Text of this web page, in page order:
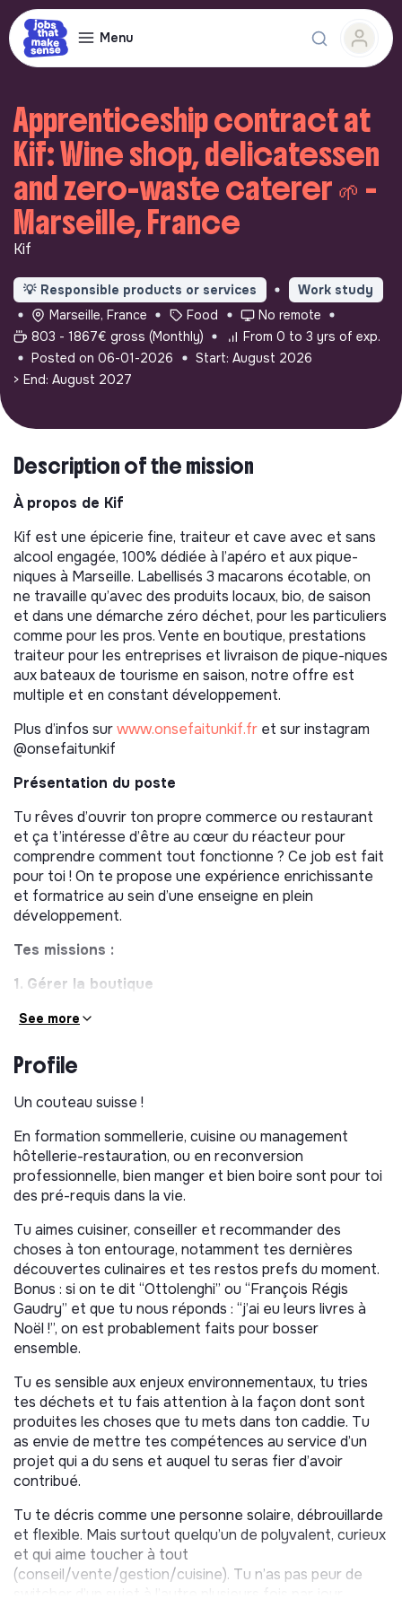
Menu
Apprenticeship contract at
Kif: Wine shop, delicatessen
and zero-waste caterer 🌱 -
Marseille, France
Kif
💡 Responsible products or services
Work study
Marseille, France
Food
No remote
803 - 1867€ gross (Monthly)
From 0 to 3 yrs of exp.
Posted on 06-01-2026
Start: August 2026
> End: August 2027
Description of the mission
À propos de Kif
Kif est une épicerie fine, traiteur et cave avec et sans
alcool engagée, 100% dédiée à l’apéro et aux pique-
niques à Marseille. Labellisés 3 macarons écotable, on
ne travaille qu’avec des produits locaux, bio, de saison
et dans une démarche zéro déchet, pour les particuliers
comme pour les pros. Vente en boutique, prestations
traiteur pour les entreprises et livraison de pique-niques
aux bateaux de tourisme en saison, notre offre est
multiple et en constant développement.
Plus d’infos surwww.onsefaitunkif.fr et sur instagram
@onsefaitunkif
Présentation du poste
Tu rêves d’ouvrir ton propre commerce ou restaurant
et ça t’intéresse d’être au cœur du réacteur pour
comprendre comment tout fonctionne ? Ce job est fait
pour toi ! On te propose une expérience enrichissante
et formatrice au sein d’une enseigne en plein
développement.
Tes missions :
1. Gérer la boutique
Renseigner le client, assurer sa pleine satisfaction en
produits, gérer les encaissements
(vente au détail, plateaux, sandwiches, pique-
Veiller à la propreté et à l’attrait de la boutique,
entretenir la réserve et le matériel, tenir à jour
étiquettes et prix
Sourcer et déguster les produits (charcuteries,
fromages, biscuits, conserves…), les réceptionner,
assurer leur traçabilité et mise en rayon, gérer les
stocks
Aliquoter les produits vrac, assurer la propreté des
bocaux
Assurer ponctuellement des prestations traiteur en
extérieur (livraison, mise en place, service), que ce
soit en entreprise, chez des particuliers ou sur des
bateaux
2. Assurer les productions en cuisine
Participer à la production de salades, plats chauds et
pièces traiteur
Imaginer des nouvelles recettes, créer et mettre à
jour les fiches techniques
Gérer les stocks et la traçabilité des produits frais
pour limiter les pertes et invendus
Veiller à la propreté de la cuisine et du matériel
See more
Profile
Un couteau suisse !
En formation sommellerie, cuisine ou management
hôtellerie-restauration, ou en reconversion
professionnelle, bien manger et bien boire sont pour toi
des pré-requis dans la vie.
Tu aimes cuisiner, conseiller et recommander des
choses à ton entourage, notamment tes dernières
découvertes culinaires et tes restos prefs du moment.
Bonus : si on te dit “Ottolenghi” ou “François Régis
Gaudry” et que tu nous réponds : “j’ai eu leurs livres à
Noël !”, on est probablement faits pour bosser
ensemble.
Tu es sensible aux enjeux environnementaux, tu tries
tes déchets et tu fais attention à la façon dont sont
produites les choses que tu mets dans ton caddie. Tu
as envie de mettre tes compétences au service d’un
projet qui a du sens et auquel tu seras fier d’avoir
contribué.
Tu te décris comme une personne solaire, débrouillarde
et flexible. Mais surtout quelqu’un de polyvalent, curieux
et qui aime toucher à tout
(conseil/vente/gestion/cuisine). Tu n’as pas peur de
switcher d’un sujet à l’autre plusieurs fois par jour.